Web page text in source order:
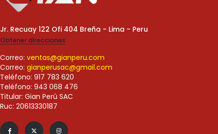
Jr. Recuay 122 Ofi 404 Breña - Lima - Peru
Obtener direcciones
Correo: ventas@gianperu.com
Correo: gianperusac@gmail.com
Teléfono: 917 783 620
Teléfono: 943 068 476
Titular: Gian Perú SAC
Ruc: 20613330187